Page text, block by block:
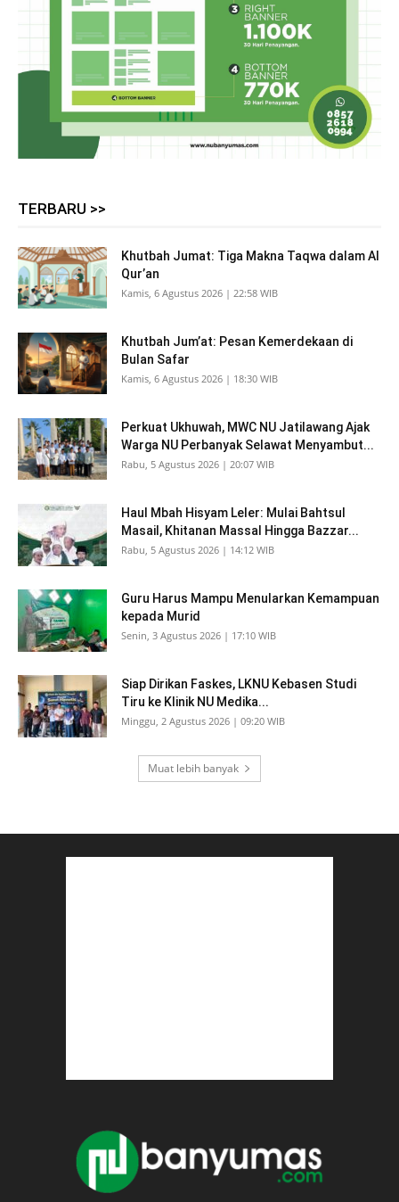
TERBARU >>
Khutbah Jumat: Tiga Makna Taqwa dalam Al
Qur’an
Kamis, 6 Agustus 2026 | 22:58 WIB
Khutbah Jum’at: Pesan Kemerdekaan di
Bulan Safar
Kamis, 6 Agustus 2026 | 18:30 WIB
Perkuat Ukhuwah, MWC NU Jatilawang Ajak
Warga NU Perbanyak Selawat Menyambut...
Rabu, 5 Agustus 2026 | 20:07 WIB
Haul Mbah Hisyam Leler: Mulai Bahtsul
Masail, Khitanan Massal Hingga Bazzar...
Rabu, 5 Agustus 2026 | 14:12 WIB
Guru Harus Mampu Menularkan Kemampuan
kepada Murid
Senin, 3 Agustus 2026 | 17:10 WIB
Siap Dirikan Faskes, LKNU Kebasen Studi
Tiru ke Klinik NU Medika...
Minggu, 2 Agustus 2026 | 09:20 WIB
Muat lebih banyak